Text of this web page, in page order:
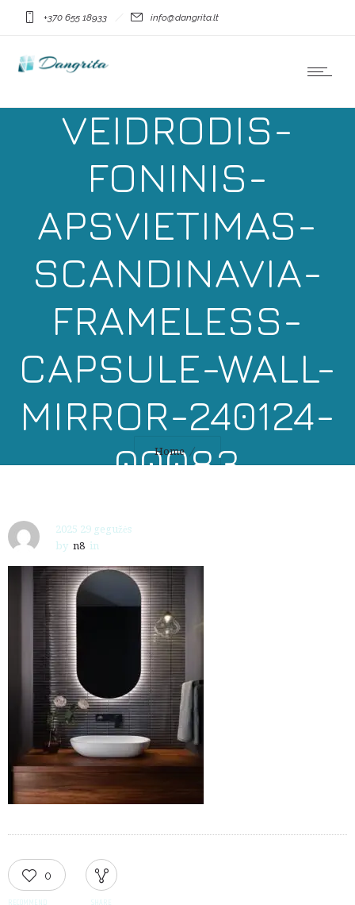
+370 655 18933 info@dangrita.lt
DANGRITA-LED-
VEIDRODIS-
FONINIS-
APSVIETIMAS-
SCANDINAVIA-
FRAMELESS-
CAPSULE-WALL-
MIRROR-240124-
00083
Home
2025 29 gegužės
by n8 in
0
RECOMMEND SHARE